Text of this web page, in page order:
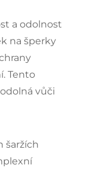
a odolnost
na šperky
Tento
vůči
šaržích